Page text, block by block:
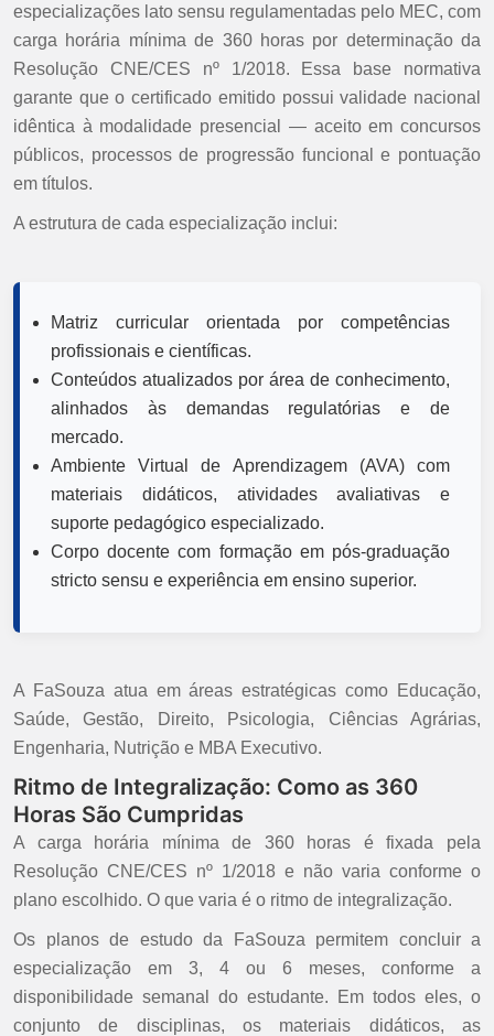
especializações lato sensu regulamentadas pelo MEC, com
carga horária mínima de 360 horas por determinação da
Resolução CNE/CES nº 1/2018. Essa base normativa
garante que o certificado emitido possui validade nacional
idêntica à modalidade presencial — aceito em concursos
públicos, processos de progressão funcional e pontuação
em títulos.
A estrutura de cada especialização inclui:
Matriz curricular orientada por competências
profissionais e científicas.
Conteúdos atualizados por área de conhecimento,
alinhados às demandas regulatórias e de
mercado.
Ambiente Virtual de Aprendizagem (AVA) com
materiais didáticos, atividades avaliativas e
suporte pedagógico especializado.
Corpo docente com formação em pós-graduação
stricto sensu e experiência em ensino superior.
A FaSouza atua em áreas estratégicas como Educação,
Saúde, Gestão, Direito, Psicologia, Ciências Agrárias,
Engenharia, Nutrição e MBA Executivo.
Ritmo de Integralização: Como as 360
Horas São Cumpridas
A carga horária mínima de 360 horas é fixada pela
Resolução CNE/CES nº 1/2018 e não varia conforme o
plano escolhido. O que varia é o ritmo de integralização.
Os planos de estudo da FaSouza permitem concluir a
especialização em 3, 4 ou 6 meses, conforme a
disponibilidade semanal do estudante. Em todos eles, o
conjunto de disciplinas, os materiais didáticos, as